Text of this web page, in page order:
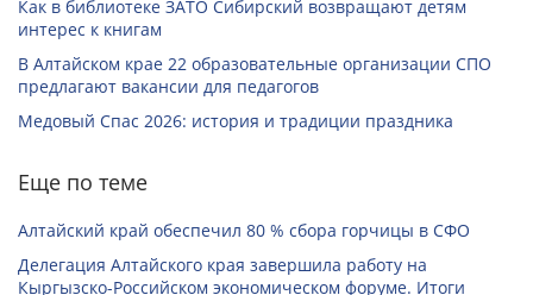
Как в библиотеке ЗАТО Сибирский возвращают детям
интерес к книгам
В Алтайском крае 22 образовательные организации СПО
предлагают вакансии для педагогов
Медовый Спас 2026: история и традиции праздника
Еще по теме
Алтайский край обеспечил 80 % сбора горчицы в СФО
Делегация Алтайского края завершила работу на
Кыргызско-Российском экономическом форуме. Итоги